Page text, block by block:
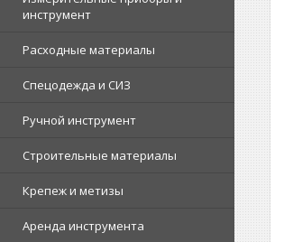
инструмент
Расходные материалы
Спецодежда и СИЗ
Ручной инструмент
Строительные материалы
Крепеж и метизы
Аренда инструмента